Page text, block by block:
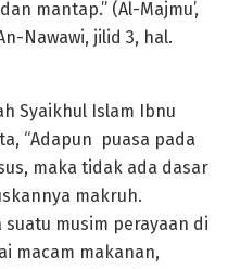
mantap.” (Al-Majmu’,
Nawawi, jilid 3, hal.
Syaikhul Islam Ibnu
“Adapun puasa pada
maka tidak ada dasar
makruh.
musim perayaan di
macam makanan,